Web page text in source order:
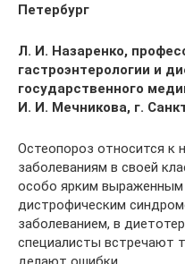
Петербург
Л. И. Назаренко,
гастроэнтерологии и
государственного
И. И. Мечникова, г.
Остеопороз относится к
заболеваниям в своей
особо ярким выраженным
дистрофическим
заболеванием, в
специалисты встречают